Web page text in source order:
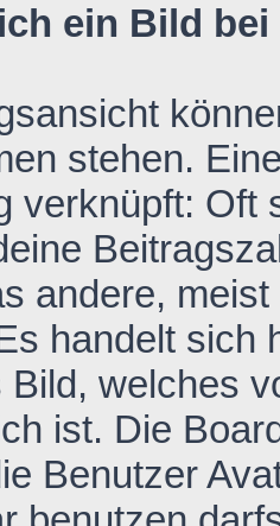
ein Bild
stehen.
verknüpft: Oft
andere,
handelt sich
Bild, welches
ist. Die
Benutzer